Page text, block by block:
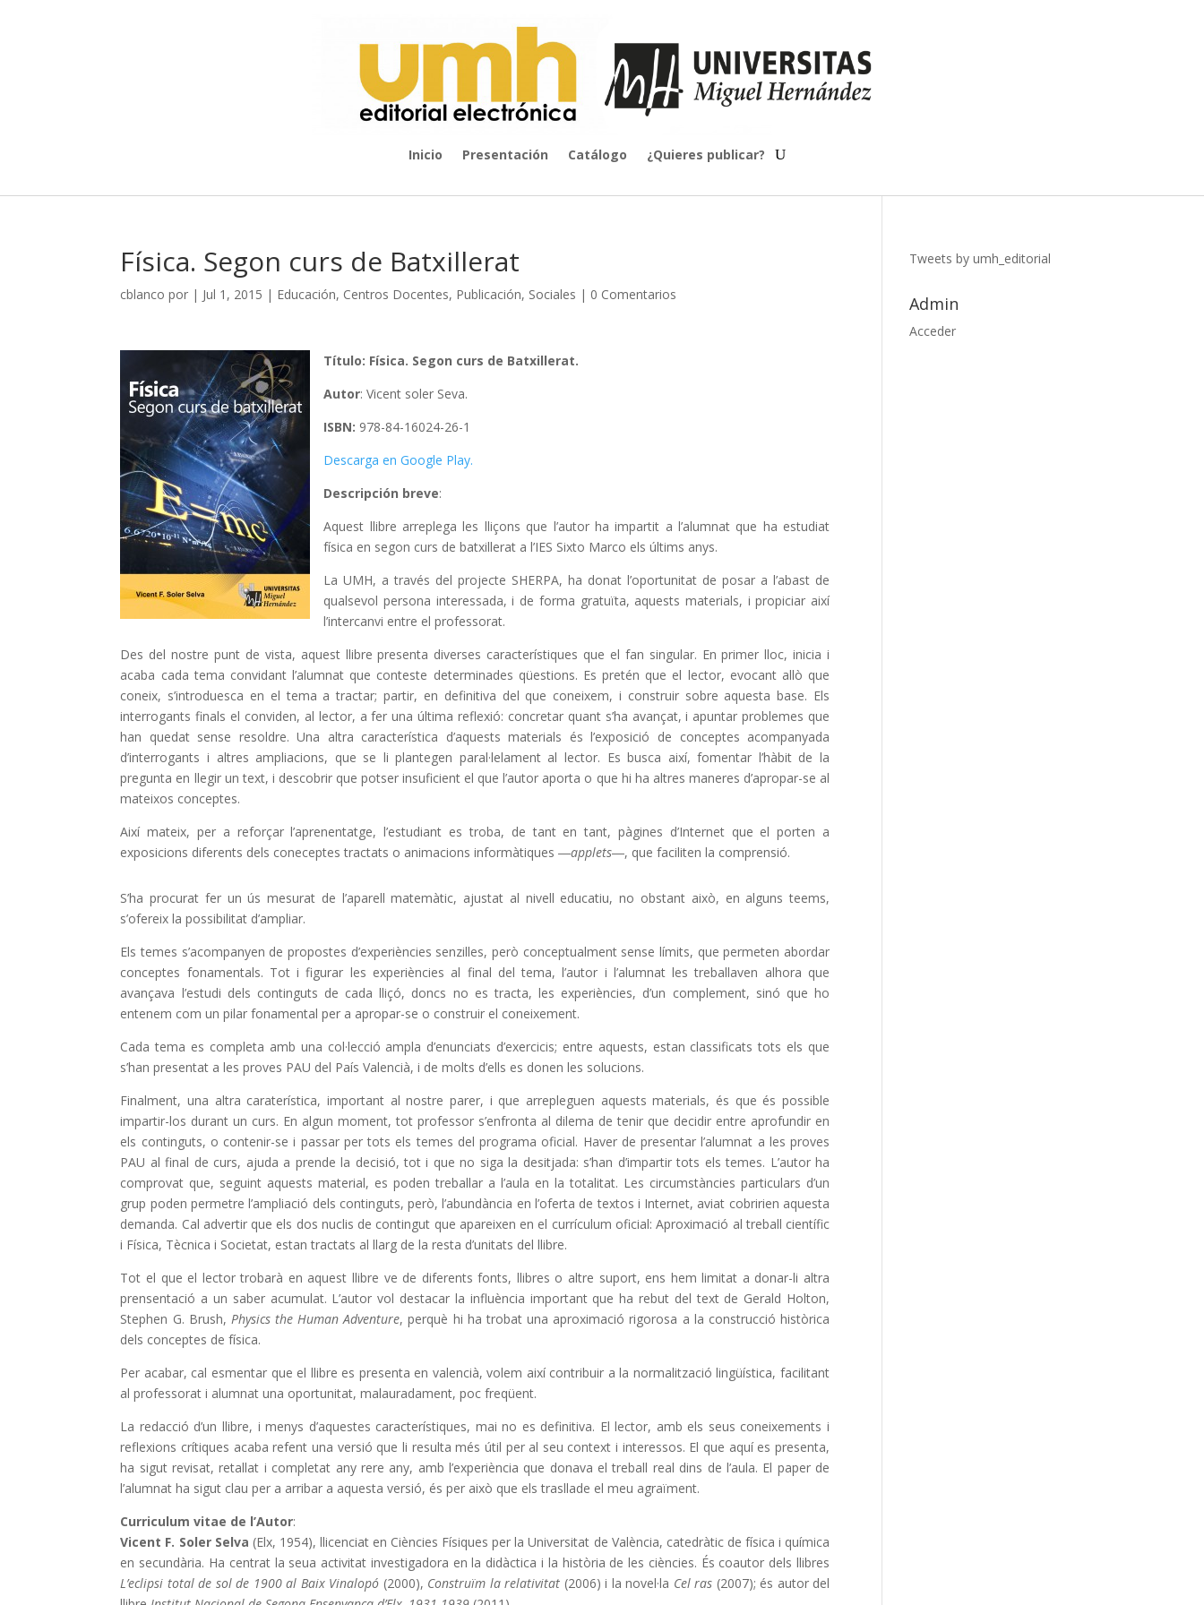
Inicio Presentación Catálogo ¿Quieres publicar?
Física. Segon curs de Batxillerat
cblanco por | Jul 1, 2015 | Educación, Centros Docentes, Publicación, Sociales | 0 Comentarios
Título: Física. Segon curs de Batxillerat.
Autor: Vicent soler Seva.
ISBN: 978-84-16024-26-1
Descarga en Google Play.
Descripción breve:
Aquest llibre arreplega les lliçons que l’autor ha impartit a l’alumnat que ha estudiat
física en segon curs de batxillerat a l’IES Sixto Marco els últims anys.
La UMH, a través del projecte SHERPA, ha donat l’oportunitat de posar a l’abast de
qualsevol persona interessada, i de forma gratuïta, aquests materials, i propiciar així
l’intercanvi entre el professorat.
Des del nostre punt de vista, aquest llibre presenta diverses característiques que el fan singular. En primer lloc, inicia i
acaba cada tema convidant l’alumnat que conteste determinades qüestions. Es pretén que el lector, evocant allò que
coneix, s’introduesca en el tema a tractar; partir, en definitiva del que coneixem, i construir sobre aquesta base. Els
interrogants finals el conviden, al lector, a fer una última reflexió: concretar quant s’ha avançat, i apuntar problemes que
han quedat sense resoldre. Una altra característica d’aquests materials és l’exposició de conceptes acompanyada
d’interrogants i altres ampliacions, que se li plantegen paral·lelament al lector. Es busca així, fomentar l’hàbit de la
pregunta en llegir un text, i descobrir que potser insuficient el que l’autor aporta o que hi ha altres maneres d’apropar-se al
mateixos conceptes.
Així mateix, per a reforçar l’aprenentatge, l’estudiant es troba, de tant en tant, pàgines d’Internet que el porten a
exposicions diferents dels coneceptes tractats o animacions informàtiques ―applets―, que faciliten la comprensió.
S’ha procurat fer un ús mesurat de l’aparell matemàtic, ajustat al nivell educatiu, no obstant això, en alguns teems,
s’ofereix la possibilitat d’ampliar.
Els temes s’acompanyen de propostes d’experiències senzilles, però conceptualment sense límits, que permeten abordar
conceptes fonamentals. Tot i figurar les experiències al final del tema, l’autor i l’alumnat les treballaven alhora que
avançava l’estudi dels continguts de cada lliçó, doncs no es tracta, les experiències, d’un complement, sinó que ho
entenem com un pilar fonamental per a apropar-se o construir el coneixement.
Cada tema es completa amb una col·lecció ampla d’enunciats d’exercicis; entre aquests, estan classificats tots els que
s’han presentat a les proves PAU del País Valencià, i de molts d’ells es donen les solucions.
Finalment, una altra caraterística, important al nostre parer, i que arrepleguen aquests materials, és que és possible
impartir-los durant un curs. En algun moment, tot professor s’enfronta al dilema de tenir que decidir entre aprofundir en
els continguts, o contenir-se i passar per tots els temes del programa oficial. Haver de presentar l’alumnat a les proves
PAU al final de curs, ajuda a prende la decisió, tot i que no siga la desitjada: s’han d’impartir tots els temes. L’autor ha
comprovat que, seguint aquests material, es poden treballar a l’aula en la totalitat. Les circumstàncies particulars d’un
grup poden permetre l’ampliació dels continguts, però, l’abundància en l’oferta de textos i Internet, aviat cobririen aquesta
demanda. Cal advertir que els dos nuclis de contingut que apareixen en el currículum oficial: Aproximació al treball científic
i Física, Tècnica i Societat, estan tractats al llarg de la resta d’unitats del llibre.
Tot el que el lector trobarà en aquest llibre ve de diferents fonts, llibres o altre suport, ens hem limitat a donar-li altra
prensentació a un saber acumulat. L’autor vol destacar la influència important que ha rebut del text de Gerald Holton,
Stephen G. Brush, Physics the Human Adventure, perquè hi ha trobat una aproximació rigorosa a la construcció històrica
dels conceptes de física.
Per acabar, cal esmentar que el llibre es presenta en valencià, volem així contribuir a la normalització lingüística, facilitant
al professorat i alumnat una oportunitat, malauradament, poc freqüent.
La redacció d’un llibre, i menys d’aquestes característiques, mai no es definitiva. El lector, amb els seus coneixements i
reflexions crítiques acaba refent una versió que li resulta més útil per al seu context i interessos. El que aquí es presenta,
ha sigut revisat, retallat i completat any rere any, amb l’experiència que donava el treball real dins de l’aula. El paper de
l’alumnat ha sigut clau per a arribar a aquesta versió, és per això que els trasllade el meu agraïment.
Curriculum vitae de l’Autor:
Vicent F. Soler Selva (Elx, 1954), llicenciat en Ciències Físiques per la Universitat de València, catedràtic de física i química
en secundària. Ha centrat la seua activitat investigadora en la didàctica i la història de les ciències. És coautor dels llibres
L’eclipsi total de sol de 1900 al Baix Vinalopó (2000), Construïm la relativitat (2006) i la novel·la Cel ras (2007); és autor del
Tweets by umh_editorial
Admin
Acceder